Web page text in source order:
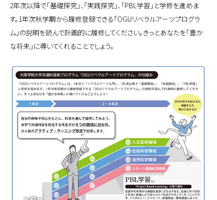
2年次以降で「基礎探究」、「実践探究」、「PBL学習」と学修を進めま
す。1年次秋学期から履修登録できる「OGUリベラルアーツプログラ
ム」の説明を読んで計画的に履修してください。きっとあなたを「豊か
な将来」に導いてくれることでしょう。